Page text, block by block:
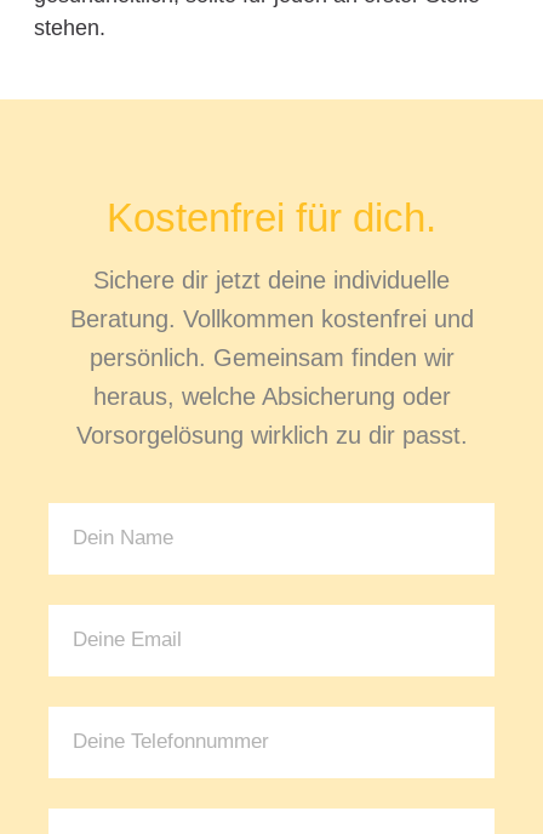
stehen.
Kostenfrei für dich.
Sichere dir jetzt deine individuelle
Beratung. Vollkommen kostenfrei und
persönlich. Gemeinsam finden wir
heraus, welche Absicherung oder
Vorsorgelösung wirklich zu dir passt.